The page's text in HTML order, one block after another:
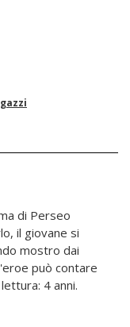
di Perseo
il giovane si
mostro dai
può contare
4 anni.